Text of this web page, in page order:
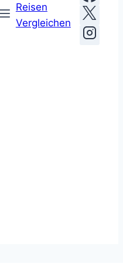
Reisen
Vergleichen